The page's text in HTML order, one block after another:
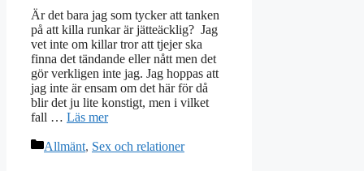
Är det bara jag som tycker att tanken
på att killa runkar är jätteäcklig? Jag
vet inte om killar tror att tjejer ska
finna det tändande eller nått men det
gör verkligen inte jag. Jag hoppas att
jag inte är ensam om det här för då
blir det ju lite konstigt, men i vilket
fall … Läs mer
Kategorier
Allmänt, Sex och relationer